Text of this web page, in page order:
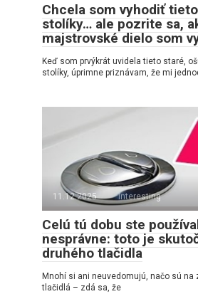
Chcela som vyhodiť
stolíky… ale pozrite sa,
majstrovské dielo som
Keď som prvýkrát uvidela tieto staré,
stolíky, úprimne priznávam, že mi
11.12.2025 interesting
Celú tú dobu ste
nesprávne: toto je
druhého tlačidla
Mnohí si ani neuvedomujú, načo sú na
tlačidlá – zdá sa, že